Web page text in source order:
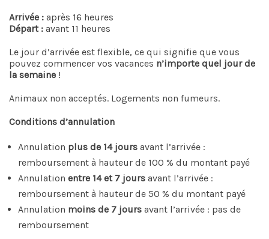
Arrivée : après 16 heures
Départ : avant 11 heures
Le jour d’arrivée est flexible, ce qui signifie que vous
pouvez commencer vos vacances n’importe quel jour de
la semaine !
Animaux non acceptés. Logements non fumeurs.
Conditions d’annulation
Annulation plus de 14 jours avant l’arrivée :
remboursement à hauteur de 100 % du montant payé
Annulation entre 14 et 7 jours avant l’arrivée :
remboursement à hauteur de 50 % du montant payé
Annulation moins de 7 jours avant l’arrivée : pas de
remboursement